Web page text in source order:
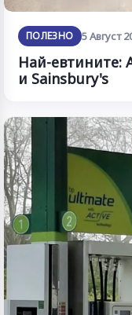
ПОЛЕЗНО 5 Август
Най-евтините:
и Sainsbury's